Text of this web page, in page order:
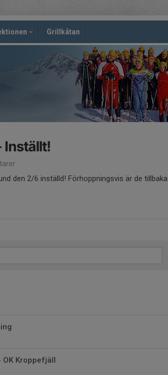
Grillkåtan
Inställt!
den 2/6 inställd! Förhoppningsvis är de tillbaka
Kroppefjäll